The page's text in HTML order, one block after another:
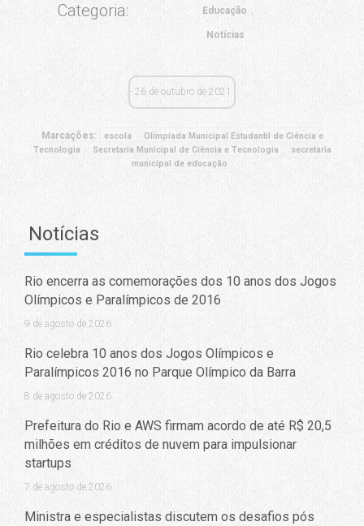
Categoria: Educação
Notícias
26 de outubro de 2021
Marcações: escola
Olimpíada Municipal Estudantil de Ciência e
Tecnologia
Secretaria Municipal de Ciência e Tecnologia
secretaria
municipal de educação
Notícias
Rio encerra as comemorações dos 10 anos dos Jogos
Olímpicos e Paralímpicos de 2016
9 de agosto de 2026
Rio celebra 10 anos dos Jogos Olímpicos e
Paralímpicos 2016 no Parque Olímpico da Barra
8 de agosto de 2026
Prefeitura do Rio e AWS firmam acordo de até R$ 20,5
milhões em créditos de nuvem para impulsionar
startups
7 de agosto de 2026
Ministra e especialistas discutem os desafios pós